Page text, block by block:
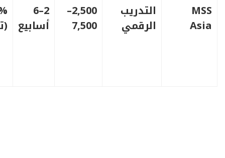
MSS
Asia
التدريب
الرقمي
2,500–
7,500
2–6
أسابيع